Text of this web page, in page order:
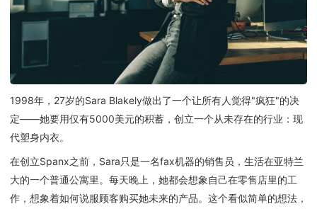
1998年，27岁的Sara Blakely做出了一个让所有人觉得"疯狂"的决
定——她要用仅有5000美元的积蓄，创立一个从未存在的行业：现
代塑身内衣。
在创立Spanx之前，Sara只是一名fax机器的销售员，生活在亚特兰
大的一个普通公寓里。每天晚上，她都会想象自己在零售店里的工
作，想象着如何说服顾客购买她未来的产品。这个看似简单的想法，